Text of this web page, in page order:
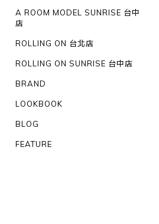
A ROOM MODEL SUNRISE 台中
店
ROLLING ON 台北店
ROLLING ON SUNRISE 台中店
BRAND
LOOKBOOK
BLOG
FEATURE